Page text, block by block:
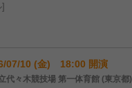
07/10 (金) 18:00 開演
代々木競技場 第一体育館 (東京都)